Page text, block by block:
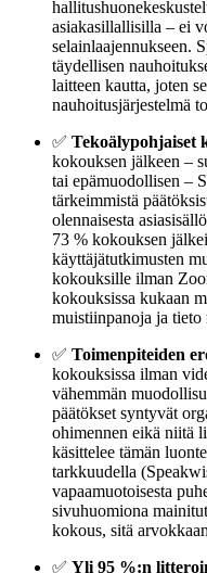
asiakasillallisilla – ei
selainlaajennukseen.
täydellisen
laitteen kautta, joten
nauhoitusjärjestelmä
✅ Tekoälypohjaiset
kokouksen jälkeen –
tai epämuodollisen –
tärkeimmistä
olennaisesta
73 % kokouksen
käyttäjätutkimusten
kokouksille ilman
kokouksissa kukaan
muistiinpanoja ja
✅ Toimenpiteiden
kokouksissa ilman
vähemmän
päätökset syntyvät
ohimennen eikä niitä
käsittelee tämän
tarkkuudella
vapaamuotoisesta
sivuhuomiona
kokous, sitä
✅ Yli 95 %:n